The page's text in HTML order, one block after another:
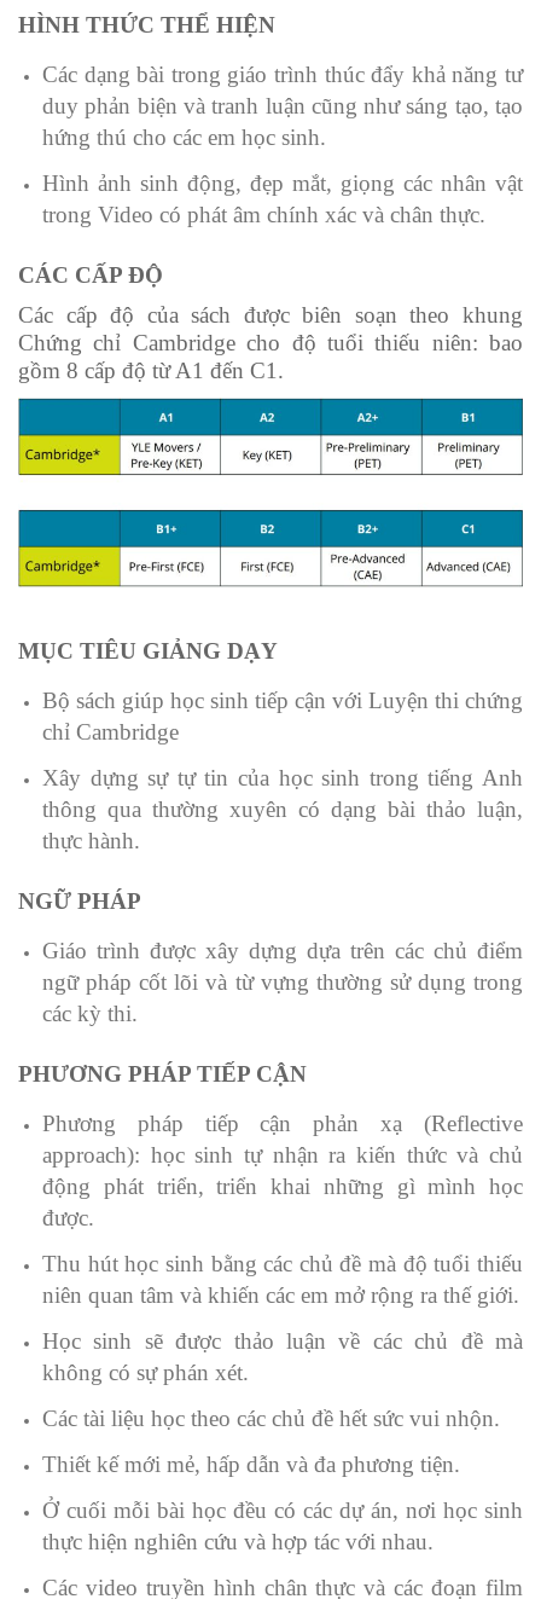
HÌNH THỨC THỂ HIỆN
Các dạng bài trong giáo trình thúc đẩy khả năng tư
duy phản biện và tranh luận cũng như sáng tạo, tạo
hứng thú cho các em học sinh.
Hình ảnh sinh động, đẹp mắt, giọng các nhân vật
trong Video có phát âm chính xác và chân thực.
CÁC CẤP ĐỘ
Các cấp độ của sách được biên soạn theo khung
Chứng chỉ Cambridge cho độ tuổi thiếu niên: bao
gồm 8 cấp độ từ A1 đến C1.
MỤC TIÊU GIẢNG DẠY
Bộ sách giúp học sinh tiếp cận với Luyện thi chứng
chỉ Cambridge
Xây dựng sự tự tin của học sinh trong tiếng Anh
thông qua thường xuyên có dạng bài thảo luận,
thực hành.
NGỮ PHÁP
Giáo trình được xây dựng dựa trên các chủ điểm
ngữ pháp cốt lõi và từ vựng thường sử dụng trong
các kỳ thi.
PHƯƠNG PHÁP TIẾP CẬN
Phương pháp tiếp cận phản xạ (Reflective
approach): học sinh tự nhận ra kiến thức và chủ
động phát triển, triển khai những gì mình học
được.
Thu hút học sinh bằng các chủ đề mà độ tuổi thiếu
niên quan tâm và khiến các em mở rộng ra thế giới.
Học sinh sẽ được thảo luận về các chủ đề mà
không có sự phán xét.
Các tài liệu học theo các chủ đề hết sức vui nhộn.
Thiết kế mới mẻ, hấp dẫn và đa phương tiện.
Ở cuối mỗi bài học đều có các dự án, nơi học sinh
thực hiện nghiên cứu và hợp tác với nhau.
Các video truyền hình chân thực và các đoạn film